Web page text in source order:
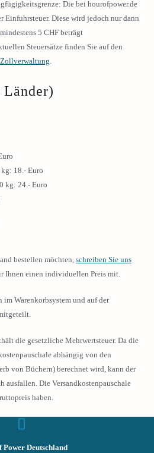
Die bei hourofpower.de
Diese wird jedoch nur dann
5 CHF beträgt
Steuersätze finden Sie auf den
Zollverwaltung.
18.- Euro
kg: 24.- Euro
bestellen möchten, schreiben Sie uns
Ihnen einen individuellen Preis mit.
im Warenkorbsystem und auf der
die gesetzliche Mehrwertsteuer. Da die
abhängig von den
von Büchern) berechnet wird, kann der
ausfallen. Die Versandkostenpauschale
haben.
Power Deutschland